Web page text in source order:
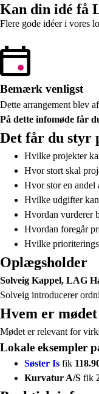
Kan din idé få
Flere gode idéer i vores
Bemærk venligst
Dette arrangement blev
På dette infomøde får
Det får du styr
Hvilke projekter
Hvor stort skal
Hvor stor en andel
Hvilke udgifter
Hvordan vurderer
Hvordan foregår
Hvilke
Oplægsholder
Solveig Kappel, LAG
Solveig introducerer
Hvem er
Mødet er relevant for
Lokale eksempler
Søster Is fik
Kurvatur A/S fik